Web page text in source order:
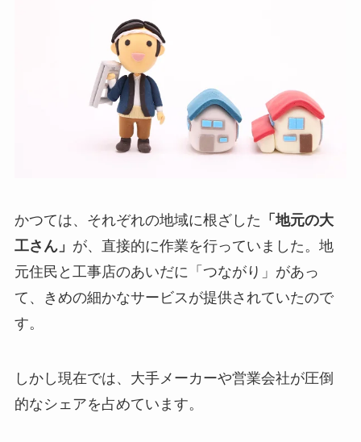
かつては、それぞれの地域に根ざした 「地元の大
工さん」 が、直接的に作業を行っていました。地
元住民と工事店のあいだに「つながり」があっ
て、きめの細かなサービスが提供されていたので
す。
しかし現在では、大手メーカーや営業会社が圧倒
的なシェアを占めています。